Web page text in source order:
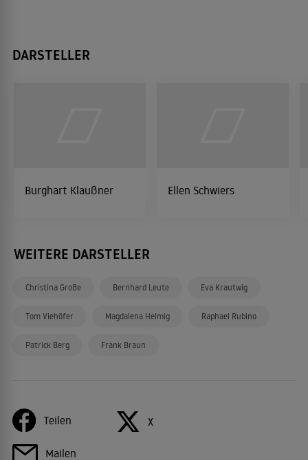
DARSTELLER
Burghart Klaußner Ellen Schwiers
WEITERE DARSTELLER
Christina Große Bernhard Leute Eva Krautwig
Tom Viehöfer Magdalena Helmig Raphael Rubino
Patrick Berg Frank Braun
Teilen X
Mailen